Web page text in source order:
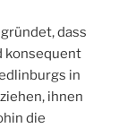
dass
konsequent
in
ihnen
die